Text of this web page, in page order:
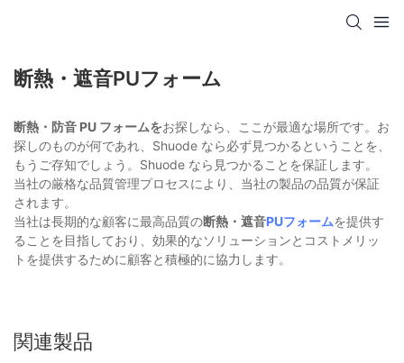
断熱・遮音PUフォーム
断熱・防音 PU フォームをお探しなら、ここが最適な場所です。お
探しのものが何であれ、Shuode なら必ず見つかるということを、
もうご存知でしょう。Shuode なら見つかることを保証します。
当社の厳格な品質管理プロセスにより、当社の製品の品質が保証
されます。
当社は長期的な顧客に最高品質の断熱・遮音PUフォームを提供す
ることを目指しており、効果的なソリューションとコストメリッ
トを提供するために顧客と積極的に協力します。
関連製品